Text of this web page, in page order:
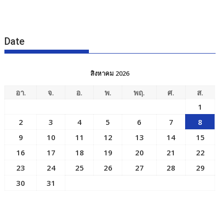
Date
สิงหาคม 2026
อา. จ. อ. พ. พฤ. ศ.
ส.
1
2
3 4 5 6 7
8
9
10 11 12 13 14
15
16
17 18 19 20 21
22
23
24 25 26 27 28
29
30
31